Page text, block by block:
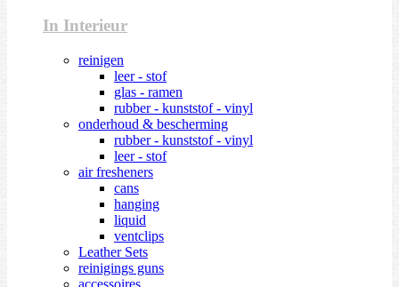
In Interieur
reinigen
leer - stof
glas - ramen
rubber - kunststof - vinyl
onderhoud & bescherming
rubber - kunststof - vinyl
leer - stof
air fresheners
cans
hanging
liquid
ventclips
Leather Sets
reinigings guns
accessoires